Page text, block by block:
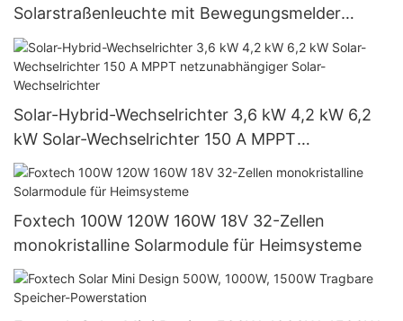
Solarstraßenleuchte mit Bewegungsmelder
(IP65) und Lithium-Batterie für den
Außenbereich (60 W, 80 W, 100 W) mit
Fernbedienung und Lithium-Akku
Solar-Hybrid-Wechselrichter 3,6 kW 4,2 kW 6,2
kW Solar-Wechselrichter 150 A MPPT
netzunabhängiger Solar-Wechselrichter
Foxtech 100W 120W 160W 18V 32-Zellen
monokristalline Solarmodule für Heimsysteme